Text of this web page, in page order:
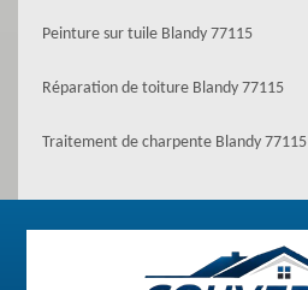
Peinture sur tuile Blandy 77115
Réparation de toiture Blandy 77115
Traitement de charpente Blandy 77115